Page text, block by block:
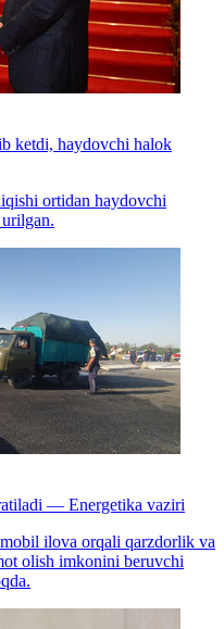
ketdi, haydovchi halok
ortidan haydovchi
— Energetika vaziri
ilova orqali qarzdorlik va
olish imkonini beruvchi